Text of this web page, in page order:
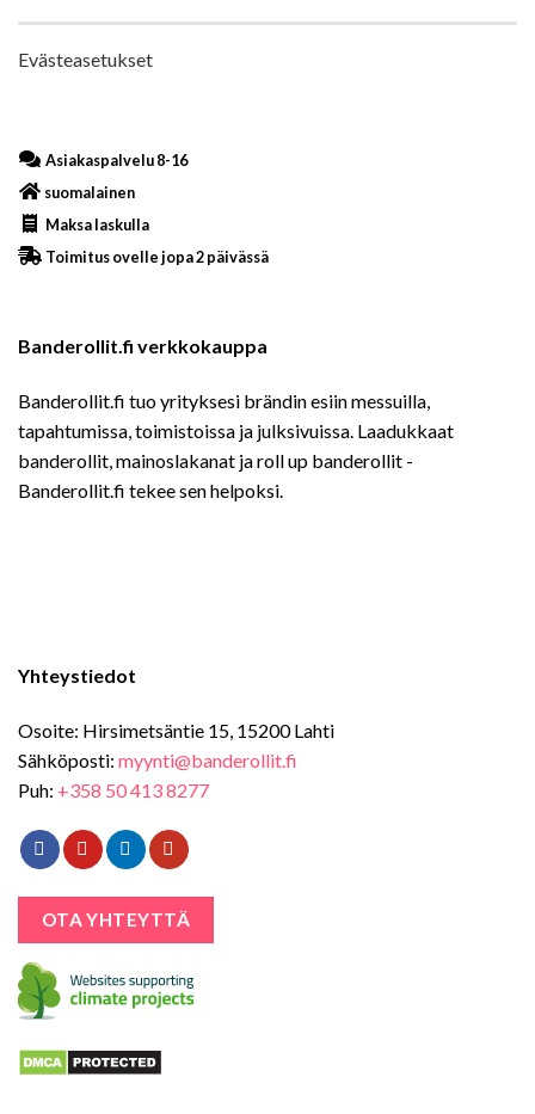
Evästeasetukset
Asiakaspalvelu 8-16
suomalainen
Maksa laskulla
Toimitus ovelle jopa 2 päivässä
Banderollit.fi verkkokauppa
Banderollit.fi tuo yrityksesi brändin esiin messuilla,
tapahtumissa, toimistoissa ja julksivuissa. Laadukkaat
banderollit, mainoslakanat ja roll up banderollit -
Banderollit.fi tekee sen helpoksi.
Yhteystiedot
Osoite: Hirsimetsäntie 15, 15200 Lahti
Sähköposti: myynti@banderollit.fi
Puh: +358 50 413 8277
OTA YHTEYTTÄ